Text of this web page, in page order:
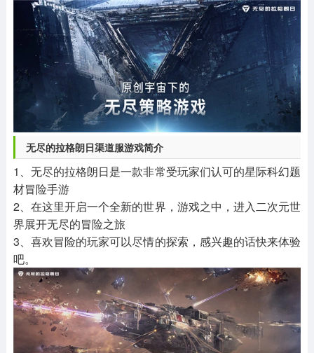
无尽的拉格朗日渠道服游戏简介
1、无尽的拉格朗日是一款非常受玩家们认可的星际科幻题
材冒险手游
2、在这里开启一个全新的世界，游戏之中，进入二次元世
界展开无尽的冒险之旅
3、喜欢冒险的玩家可以尽情的探索，感兴趣的话快来体验
吧。